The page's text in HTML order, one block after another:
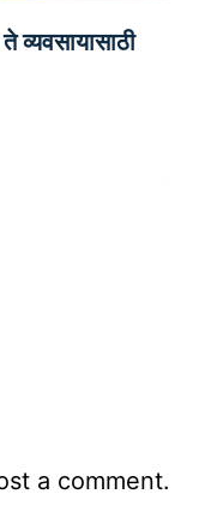
a comment.